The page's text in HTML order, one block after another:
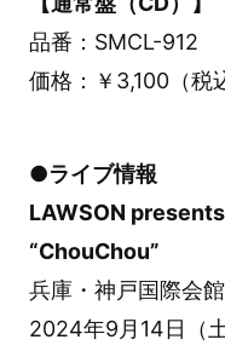
品番：SMCL-912
価格：￥3,100（税
●ライブ情報
LAWSON
“ChouChou”
兵庫・神戸国際会
2024年9月14日（